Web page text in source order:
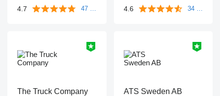
4.7 47 beoordelingen 4.6 34 beoordelingen
The Truck Company
ATS Sweden AB